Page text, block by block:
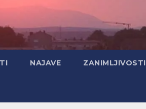
NAJAVE ZANIMLJIVOSTI